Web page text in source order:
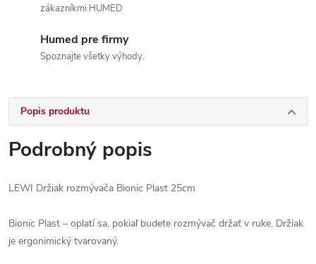
zákazníkmi HUMED
Humed pre firmy
Spoznajte všetky výhody.
Popis produktu
Podrobný popis
LEWI Držiak rozmývača Bionic Plast 25cm
Bionic Plast – oplatí sa, pokiaľ budete rozmývač držať v ruke. Držiak
je ergonimický tvarovaný.